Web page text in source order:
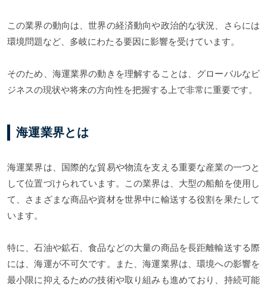
この業界の動向は、世界の経済動向や政治的な状況、さらには
環境問題など、多岐にわたる要因に影響を受けています。
そのため、海運業界の動きを理解することは、グローバルなビ
ジネスの現状や将来の方向性を把握する上で非常に重要です。
海運業界とは
海運業界は、国際的な貿易や物流を支える重要な産業の一つと
して位置づけられています。この業界は、大型の船舶を使用し
て、さまざまな商品や資材を世界中に輸送する役割を果たして
います。
特に、石油や鉱石、食品などの大量の商品を長距離輸送する際
には、海運が不可欠です。また、海運業界は、環境への影響を
最小限に抑えるための技術や取り組みも進めており、持続可能